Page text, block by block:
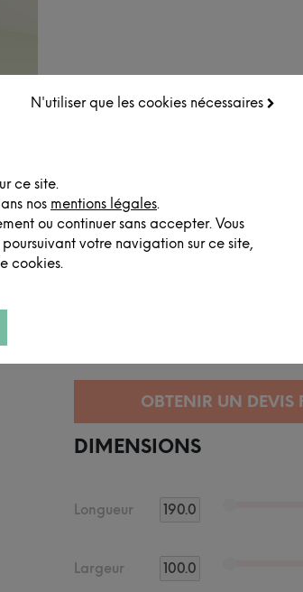
N'utiliser que les cookies nécessaires
ce site.
nos mentions légales.
ou continuer sans accepter. Vous
votre navigation sur ce site,
cookies.
DIMENSIONS
Longueur
Largeur